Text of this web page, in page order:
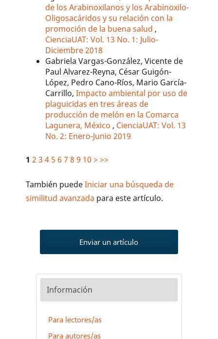
de los Arabinoxilanos y los Arabinoxilo-
Oligosacáridos y su relación con la
promoción de la buena salud ,
CienciaUAT: Vol. 13 No. 1: Julio-
Diciembre 2018
Gabriela Vargas-González, Vicente de
Paul Alvarez-Reyna, César Guigón-
López, Pedro Cano-Ríos, Mario García-
Carrillo,Impacto ambiental por uso de
plaguicidas en tres áreas de
producción de melón en la Comarca
Lagunera, México , CienciaUAT: Vol. 13
No. 2: Enero-Junio 2019
1 2 3 4 5 6 7 8 9 10 > >>
También puedeIniciar una búsqueda de
similitud avanzada para este artículo.
Enviar un artículo
Información
Para lectores/as
Para autores/as